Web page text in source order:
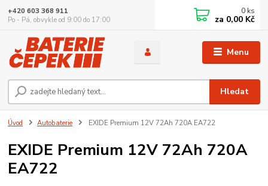
Menu
Hledat
+420 603 368 911
Po - Pá, obvykle od 9:00 do 17:00
0 ks
za 0,00 Kč
Úvod Autobaterie EXIDE Premium 12V 72Ah 720A EA722
EXIDE Premium 12V 72Ah 720A
EA722